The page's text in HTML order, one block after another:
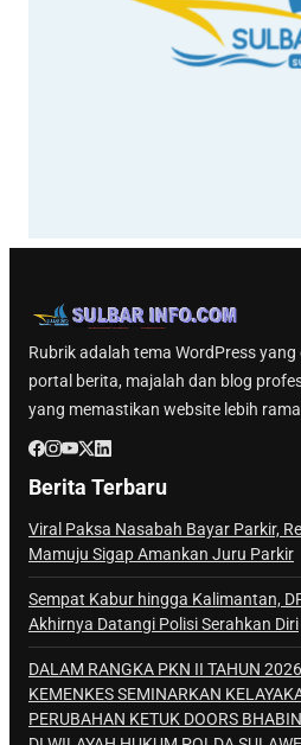
Rubrik adalah tema WordPress
portal berita, majalah dan blog
yang memastikan website lebih
Berita Terbaru
Viral Paksa Nasabah Bayar Parkir,
Mamuju Sigap Amankan Juru Parkir
Sempat Kabur hingga Kalimantan,
Akhirnya Datangi Polisi Serahkan Diri
DALAM RANGKA PKN II TAHUN
KEMENKES SEMINARKAN
PERUBAHAN KETUK DOORS